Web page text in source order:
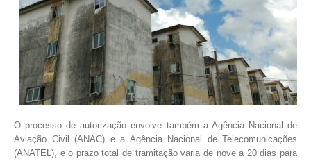
O processo de autorização envolve também a Agência Nacional de
Aviação Civil (ANAC) e a Agência Nacional de Telecomunicações
(ANATEL), e o prazo total de tramitação varia de nove a 20 dias para